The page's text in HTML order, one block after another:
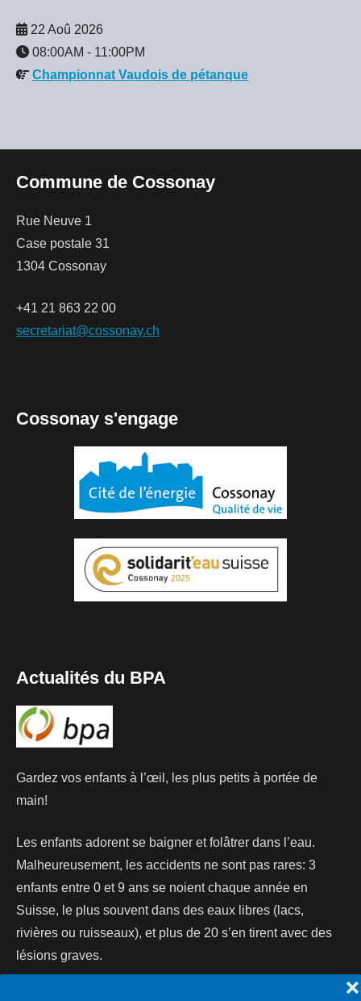
❌
22 Aoû 2026
08:00AM - 11:00PM
Championnat Vaudois de pétanque
Commune de Cossonay
Rue Neuve 1
Case postale 31
1304 Cossonay
+41 21 863 22 00
secretariat@cossonay.ch
Cossonay s'engage
Actualités du BPA
Gardez vos enfants à l’œil, les plus petits à portée de
main!
Les enfants adorent se baigner et folâtrer dans l’eau.
Malheureusement, les accidents ne sont pas rares: 3
enfants entre 0 et 9 ans se noient chaque année en
Suisse, le plus souvent dans des eaux libres (lacs,
rivières ou ruisseaux), et plus de 20 s’en tirent avec des
lésions graves.